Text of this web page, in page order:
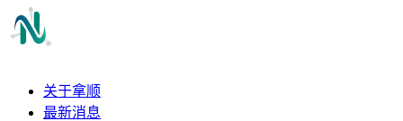
关于拿顺
最新消息